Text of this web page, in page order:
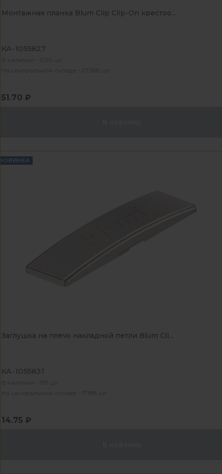
Монтажная планка Blum Clip Clip-On крестоо...
КА-1055827
В наличии - 1010 шт
На центральном складе - 27288 шт
51.70 ₽
Заглушка на плечо накладной петли Blum Cli...
КА-1055831
В наличии - 919 шт
На центральном складе - 17188 шт
14.75 ₽